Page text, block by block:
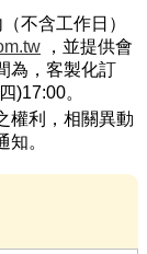
不含工作日）
，並提供會
為，客製化訂
)17:00。
權利，相關異動
。